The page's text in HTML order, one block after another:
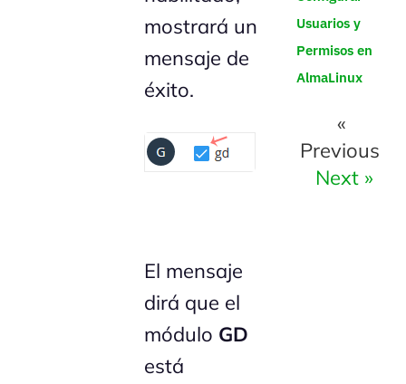
mostrará un
mensaje de
éxito.
El mensaje
dirá que el
módulo GD
está
Usuarios y
Permisos en
AlmaLinux
«
Previous
Next »